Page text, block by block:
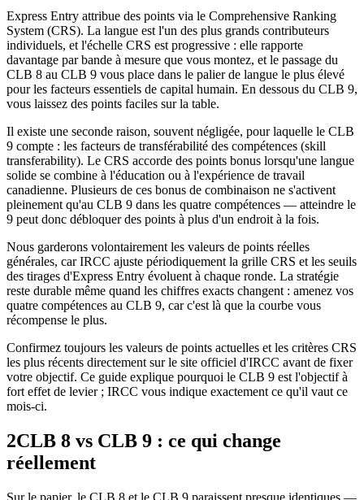
Express Entry attribue des points via le Comprehensive Ranking
System (CRS). La langue est l'un des plus grands contributeurs
individuels, et l'échelle CRS est progressive : elle rapporte
davantage par bande à mesure que vous montez, et le passage du
CLB 8 au CLB 9 vous place dans le palier de langue le plus élevé
pour les facteurs essentiels de capital humain. En dessous du CLB 9,
vous laissez des points faciles sur la table.
Il existe une seconde raison, souvent négligée, pour laquelle le CLB
9 compte : les facteurs de transférabilité des compétences (skill
transferability). Le CRS accorde des points bonus lorsqu'une langue
solide se combine à l'éducation ou à l'expérience de travail
canadienne. Plusieurs de ces bonus de combinaison ne s'activent
pleinement qu'au CLB 9 dans les quatre compétences — atteindre le
9 peut donc débloquer des points à plus d'un endroit à la fois.
Nous garderons volontairement les valeurs de points réelles
générales, car IRCC ajuste périodiquement la grille CRS et les seuils
des tirages d'Express Entry évoluent à chaque ronde. La stratégie
reste durable même quand les chiffres exacts changent : amenez vos
quatre compétences au CLB 9, car c'est là que la courbe vous
récompense le plus.
Confirmez toujours les valeurs de points actuelles et les critères CRS
les plus récents directement sur le site officiel d'IRCC avant de fixer
votre objectif. Ce guide explique pourquoi le CLB 9 est l'objectif à
fort effet de levier ; IRCC vous indique exactement ce qu'il vaut ce
mois-ci.
2CLB 8 vs CLB 9 : ce qui change
réellement